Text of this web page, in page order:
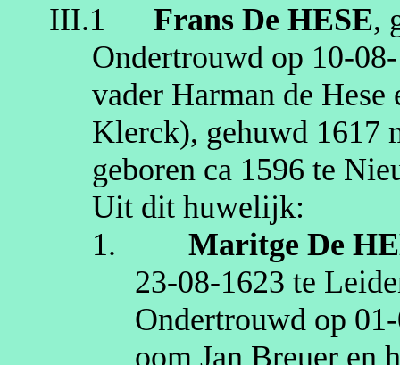
III.1 Frans De HESE,
Ondertrouwd op
vader Harman de Hese
Klerck), gehuwd 1617
geboren ca 1596 te
Uit dit huwelijk:
1.
Maritge De
23‑08‑1623 te
Ondertrouwd op
oom Jan Breuer en